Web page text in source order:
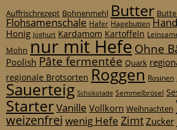
Auffrischrezept Bohnenmehl Butter
Flohsamenschale Hafer Hagebutten
Honig Joghurt Kardamom Kartoffeln
Mohn nur mit Hefe Ohne
Poolish Pâte fermentée Quark
regionale Brotsorten Roggen Rosinen
Sauerteig Schokolade Semmelbrösel
StarterVanille Vollkorn Weihnachten
weizenfrei wenig Hefe ZimtZucker